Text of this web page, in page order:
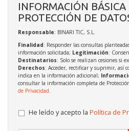
INFORMACIÓN BÁSICA
PROTECCIÓN DE
Responsable: BINARI TIC, S.L.
Finalidad: Responder las consultas
información solicitada; Legitimación:
Destinatarios: Solo se realizan cesiones si
Derechos: Acceder, rectificar y suprimir, así
indica en la información adicional;
consultar la información completa de
de Privacidad
He leído y acepto la Política de